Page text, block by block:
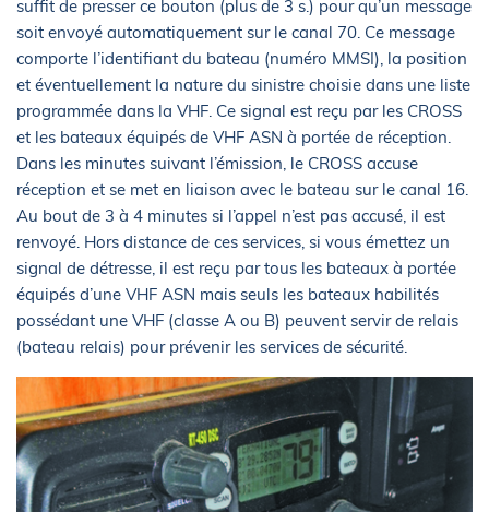
suffit de presser ce bouton (plus de 3 s.) pour qu’un message
soit envoyé automatiquement sur le canal 70. Ce message
comporte l’identifiant du bateau (numéro MMSI), la position
et éventuellement la nature du sinistre choisie dans une liste
programmée dans la VHF. Ce signal est reçu par les CROSS
et les bateaux équipés de VHF ASN à portée de réception.
Dans les minutes suivant l’émission, le CROSS accuse
réception et se met en liaison avec le bateau sur le canal 16.
Au bout de 3 à 4 minutes si l’appel n’est pas accusé, il est
renvoyé. Hors distance de ces services, si vous émettez un
signal de détresse, il est reçu par tous les bateaux à portée
équipés d’une VHF ASN mais seuls les bateaux habilités
possédant une VHF (classe A ou B) peuvent servir de relais
(bateau relais) pour prévenir les services de sécurité.